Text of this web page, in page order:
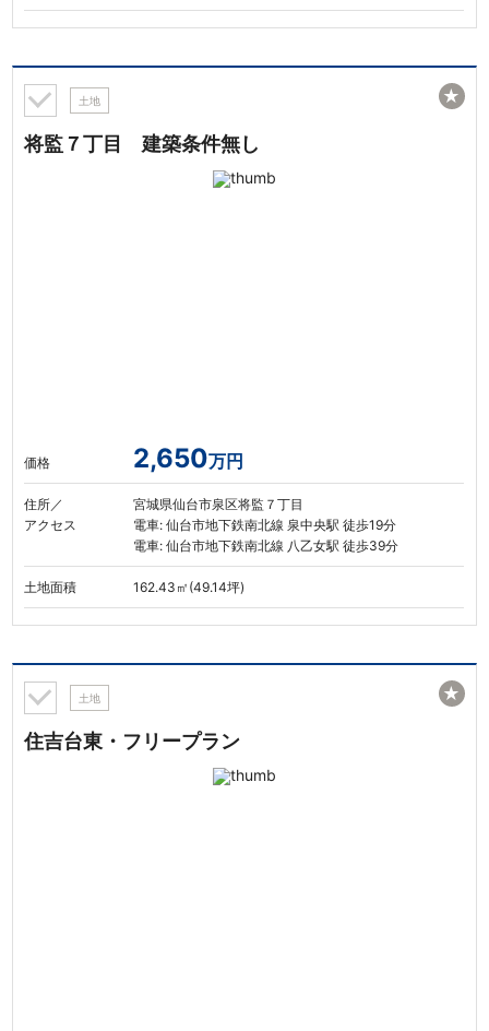
土地
将監７丁目 建築条件無し
価格 2,650万円
住所／
アクセス
宮城県仙台市泉区将監７丁目
電車: 仙台市地下鉄南北線 泉中央駅 徒歩19分
電車: 仙台市地下鉄南北線 八乙女駅 徒歩39分
土地面積 162.43㎡(49.14坪)
★
土地
住吉台東・フリープラン
★